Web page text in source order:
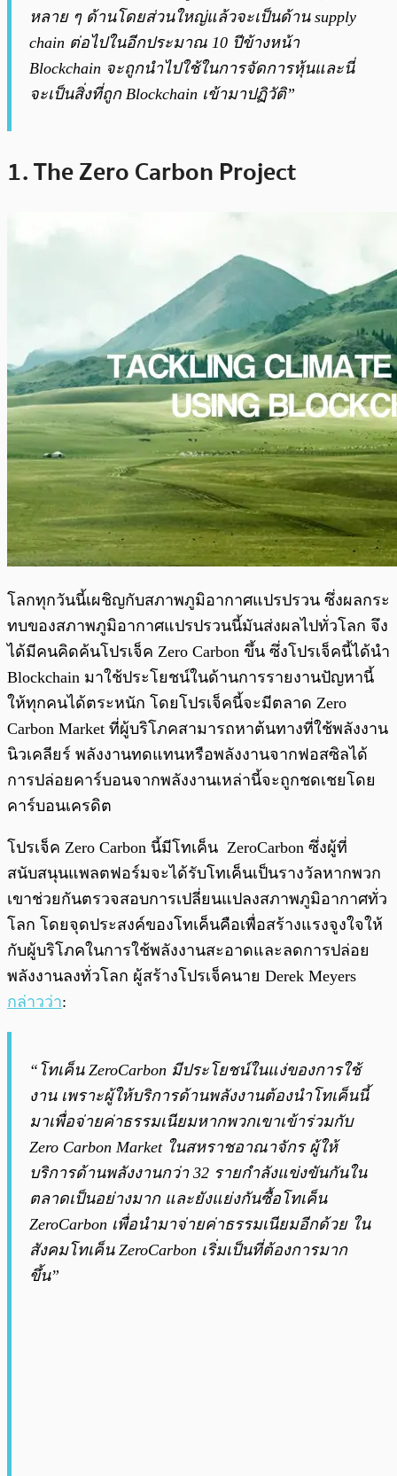
หลาย ๆ ด้านโดยส่วนใหญ่แล้วจะเป็นด้าน supply
chain ต่อไปในอีกประมาณ 10 ปีข้างหน้า
Blockchain จะถูกนำไปใช้ในการจัดการหุ้นและนี่
จะเป็นสิ่งที่ถูก Blockchain เข้ามาปฏิวัติ”
1. The Zero Carbon Project
โลกทุกวันนี้เผชิญกับสภาพภูมิอากาศแปรปรวน ซึ่งผลกระ
ทบของสภาพภูมิอากาศแปรปรวนนี้มันส่งผลไปทั่วโลก จึง
ได้มีคนคิดค้นโปรเจ็ค Zero Carbon ขึ้น ซึ่งโปรเจ็คนี้ได้นำ
Blockchain มาใช้ประโยชน์ในด้านการรายงานปัญหานี้
ให้ทุกคนได้ตระหนัก โดยโปรเจ็คนี้จะมีตลาด Zero
Carbon Market ที่ผู้บริโภคสามารถหาต้นทางที่ใช้พลังงาน
นิวเคลียร์ พลังงานทดแทนหรือพลังงานจากฟอสซิลได้
การปล่อยคาร์บอนจากพลังงานเหล่านี้จะถูกชดเชยโดย
คาร์บอนเครดิต
โปรเจ็ค Zero Carbon นี้มีโทเค็น ZeroCarbon ซึ่งผู้ที่
สนับสนุนแพลตฟอร์มจะได้รับโทเค็นเป็นรางวัลหากพวก
เขาช่วยกันตรวจสอบการเปลี่ยนแปลงสภาพภูมิอากาศทั่ว
โลก โดยจุดประสงค์ของโทเค็นคือเพื่อสร้างแรงจูงใจให้
กับผู้บริโภคในการใช้พลังงานสะอาดและลดการปล่อย
พลังงานลงทั่วโลก ผู้สร้างโปรเจ็คนาย Derek Meyers
กล่าวว่า:
“โทเค็น ZeroCarbon มีประโยชน์ในแง่ของการใช้
งาน เพราะผู้ให้บริการด้านพลังงานต้องนำโทเค็นนี้
มาเพื่อจ่ายค่าธรรมเนียมหากพวกเขาเข้าร่วมกับ
Zero Carbon Market ในสหราชอาณาจักร ผู้ให้
บริการด้านพลังงานกว่า 32 รายกำลังแข่งขันกันใน
ตลาดเป็นอย่างมาก และยังแย่งกันซื้อโทเค็น
ZeroCarbon เพื่อนำมาจ่ายค่าธรรมเนียมอีกด้วย ใน
สังคมโทเค็น ZeroCarbon เริ่มเป็นที่ต้องการมาก
ขึ้น”